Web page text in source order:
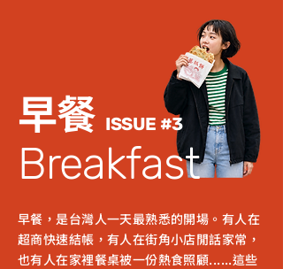
早餐 ISSUE #3
Breakfast
早餐，是台灣人一天最熟悉的開場。有人在
超商快速結帳，有人在街角小店閒話家常，
也有人在家裡餐桌被一份熱食照顧......這些